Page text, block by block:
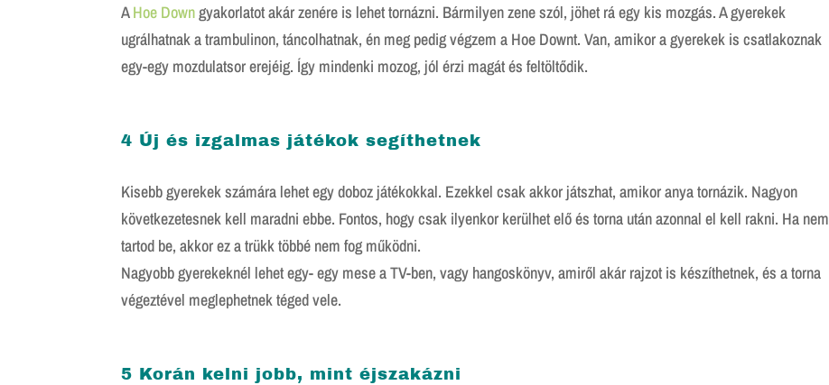
AHoe Downgyakorlatot akár zenére is lehet tornázni. Bármilyen zene szól, jöhet rá egy kis mozgás. A gyerekek
ugrálhatnak a trambulinon, táncolhatnak, én meg pedig végzem a Hoe Downt. Van, amikor a gyerekek is csatlakoznak
egy-egy mozdulatsor erejéig. Így mindenki mozog, jól érzi magát és feltöltődik.
4 Új és izgalmas játékok segíthetnek
Kisebb gyerekek számára lehet egy doboz játékokkal. Ezekkel csak akkor játszhat, amikor anya tornázik. Nagyon
következetesnek kell maradni ebbe. Fontos, hogy csak ilyenkor kerülhet elő és torna után azonnal el kell rakni. Ha nem
tartod be, akkor ez a trükk többé nem fog működni.
Nagyobb gyerekeknél lehet egy- egy mese a TV-ben, vagy hangoskönyv, amiről akár rajzot is készíthetnek, és a torna
végeztével meglephetnek téged vele.
5 Korán kelni jobb, mint éjszakázni